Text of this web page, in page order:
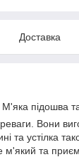
Доставка
підошва
Вони
та устілка
м'який та